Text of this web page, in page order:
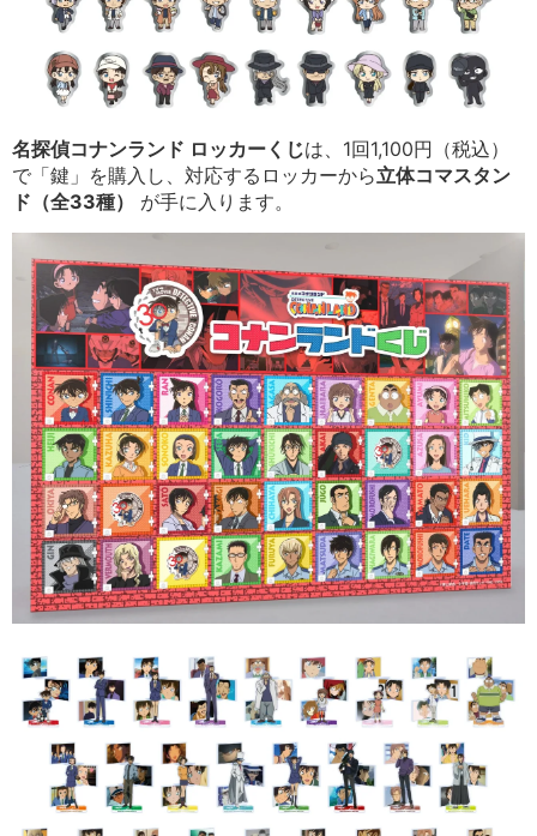
名探偵コナンランド ロッカーくじは、1回1,100円（税込）
で「鍵」を購入し、対応するロッカーから立体コマスタン
ド（全33種）
が手に入ります。